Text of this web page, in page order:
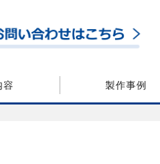
容 製作事例